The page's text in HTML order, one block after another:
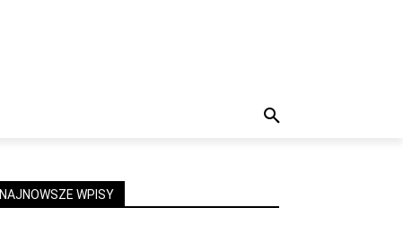
NAJNOWSZE WPISY